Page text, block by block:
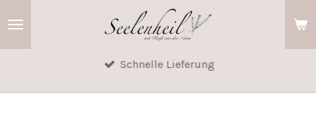
Schnelle Lieferung